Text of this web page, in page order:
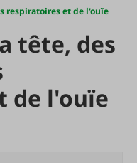
respiratoires et de l'ouïe
tête, des
de l'ouïe